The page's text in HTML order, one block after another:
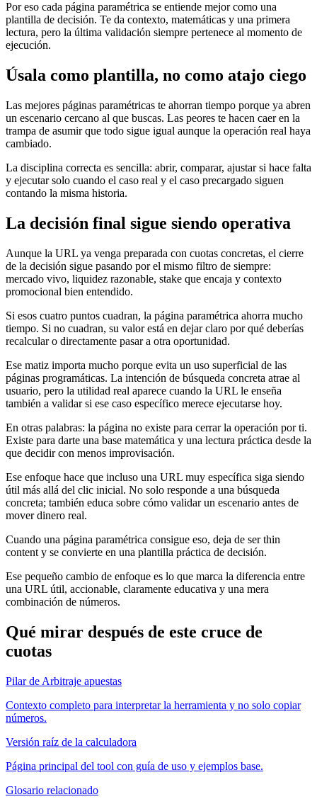
Por eso cada página paramétrica se entiende mejor como una
plantilla de decisión. Te da contexto, matemáticas y una primera
lectura, pero la última validación siempre pertenece al momento de
ejecución.
Úsala como plantilla, no como atajo ciego
Las mejores páginas paramétricas te ahorran tiempo porque ya abren
un escenario cercano al que buscas. Las peores te hacen caer en la
trampa de asumir que todo sigue igual aunque la operación real haya
cambiado.
La disciplina correcta es sencilla: abrir, comparar, ajustar si hace falta
y ejecutar solo cuando el caso real y el caso precargado siguen
contando la misma historia.
La decisión final sigue siendo operativa
Aunque la URL ya venga preparada con cuotas concretas, el cierre
de la decisión sigue pasando por el mismo filtro de siempre:
mercado vivo, liquidez razonable, stake que encaja y contexto
promocional bien entendido.
Si esos cuatro puntos cuadran, la página paramétrica ahorra mucho
tiempo. Si no cuadran, su valor está en dejar claro por qué deberías
recalcular o directamente pasar a otra oportunidad.
Ese matiz importa mucho porque evita un uso superficial de las
páginas programáticas. La intención de búsqueda concreta atrae al
usuario, pero la utilidad real aparece cuando la URL le enseña
también a validar si ese caso específico merece ejecutarse hoy.
En otras palabras: la página no existe para cerrar la operación por ti.
Existe para darte una base matemática y una lectura práctica desde la
que decidir con menos improvisación.
Ese enfoque hace que incluso una URL muy específica siga siendo
útil más allá del clic inicial. No solo responde a una búsqueda
concreta; también educa sobre cómo validar un escenario antes de
mover dinero real.
Cuando una página paramétrica consigue eso, deja de ser thin
content y se convierte en una plantilla práctica de decisión.
Ese pequeño cambio de enfoque es lo que marca la diferencia entre
una URL útil, accionable, claramente educativa y una mera
combinación de números.
Qué mirar después de este cruce de
cuotas
Pilar de Arbitraje apuestas
Contexto completo para interpretar la herramienta y no solo copiar
números.
Versión raíz de la calculadora
Página principal del tool con guía de uso y ejemplos base.
Glosario relacionado